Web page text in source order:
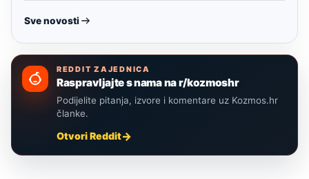
Sve novosti
REDDIT ZAJEDNICA
Raspravljajte s nama na r/kozmoshr
Podijelite pitanja, izvore i komentare uz Kozmos.hr
članke.
Otvori Reddit